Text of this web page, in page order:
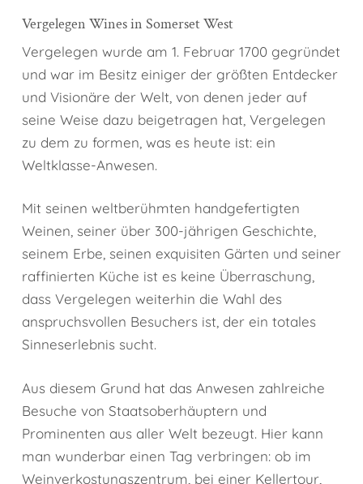
Vergelegen Wines in Somerset West
Vergelegen wurde am 1. Februar 1700 gegründet
und war im Besitz einiger der größten Entdecker
und Visionäre der Welt, von denen jeder auf
seine Weise dazu beigetragen hat, Vergelegen
zu dem zu formen, was es heute ist: ein
Weltklasse-Anwesen.
Mit seinen weltberühmten handgefertigten
Weinen, seiner über 300-jährigen Geschichte,
seinem Erbe, seinen exquisiten Gärten und seiner
raffinierten Küche ist es keine Überraschung,
dass Vergelegen weiterhin die Wahl des
anspruchsvollen Besuchers ist, der ein totales
Sinneserlebnis sucht.
Aus diesem Grund hat das Anwesen zahlreiche
Besuche von Staatsoberhäuptern und
Prominenten aus aller Welt bezeugt. Hier kann
man wunderbar einen Tag verbringen: ob im
Weinverkostungszentrum, bei einer Kellertour,